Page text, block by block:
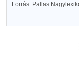
Forrás: Pallas